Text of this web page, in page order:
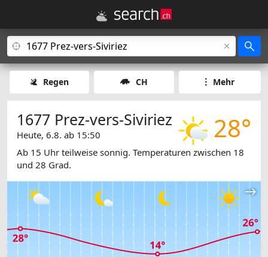
Regen CH Mehr
28°
1677 Prez-vers-Siviriez
Heute, 6.8. ab 15:50
Ab 15 Uhr teilweise sonnig. Temperaturen zwischen 18
und 28 Grad.